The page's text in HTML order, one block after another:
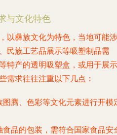
与文化特色
以彝族文化为特色，当地可能涉
民族工艺品展示等吸塑制品需
特产的透明吸塑盒，或用于展示
需求往往注重以下几点：
图腾、色彩等文化元素进行开模
食品的包装，需符合国家食品安